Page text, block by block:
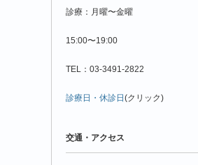
診療：月曜〜金曜
15:00〜19:00
TEL：03-3491-2822
診療日・休診日 (クリック)
交通・アクセス